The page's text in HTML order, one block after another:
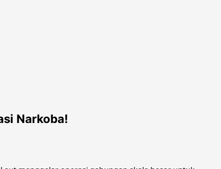
Narkoba!